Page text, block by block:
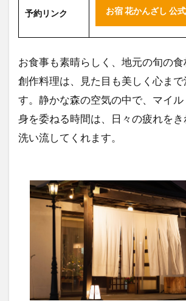
予約リンク お宿 花かんざし 公
お食事も素晴らしく、地元の旬の
創作料理は、見た目も美しく心まで
す。静かな森の空気の中で、マイ
身を委ねる時間は、日々の疲れをき
洗い流してくれます。